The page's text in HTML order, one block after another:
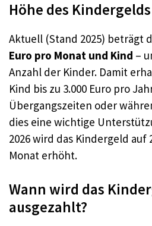
Höhe des
Aktuell (Stand 2025) beträgt
Euro pro Monat und Kind –
Anzahl der Kinder. Damit
Kind bis zu 3.000 Euro pro
Übergangszeiten oder
dies eine wichtige
2026 wird das Kindergeld auf
Monat erhöht.
Wann wird das
ausgezahlt?